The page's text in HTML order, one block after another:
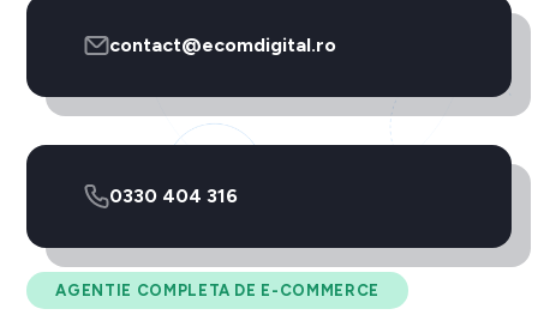
AGENTIE COMPLETA DE E-COMMERCE
contact@ecomdigital.ro
0330 404 316